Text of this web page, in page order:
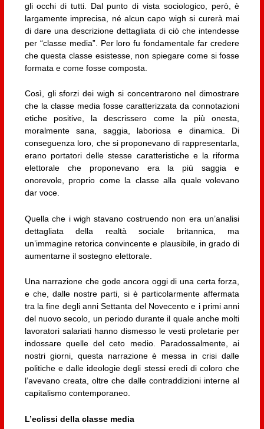
gli occhi di tutti. Dal punto di vista sociologico, però, è
largamente imprecisa, né alcun capo wigh si curerà mai
di dare una descrizione dettagliata di ciò che intendesse
per “classe media”. Per loro fu fondamentale far credere
che questa classe esistesse, non spiegare come si fosse
formata e come fosse composta.
Così, gli sforzi dei wigh si concentrarono nel dimostrare
che la classe media fosse caratterizzata da connotazioni
etiche positive, la descrissero come la più onesta,
moralmente sana, saggia, laboriosa e dinamica. Di
conseguenza loro, che si proponevano di rappresentarla,
erano portatori delle stesse caratteristiche e la riforma
elettorale che proponevano era la più saggia e
onorevole, proprio come la classe alla quale volevano
dar voce.
Quella che i wigh stavano costruendo non era un’analisi
dettagliata della realtà sociale britannica, ma
un’immagine retorica convincente e plausibile, in grado di
aumentarne il sostegno elettorale.
Una narrazione che gode ancora oggi di una certa forza,
e che, dalle nostre parti, si è particolarmente affermata
tra la fine degli anni Settanta del Novecento e i primi anni
del nuovo secolo, un periodo durante il quale anche molti
lavoratori salariati hanno dismesso le vesti proletarie per
indossare quelle del ceto medio. Paradossalmente, ai
nostri giorni, questa narrazione è messa in crisi dalle
politiche e dalle ideologie degli stessi eredi di coloro che
l’avevano creata, oltre che dalle contraddizioni interne al
capitalismo contemporaneo.
L’eclissi della classe media